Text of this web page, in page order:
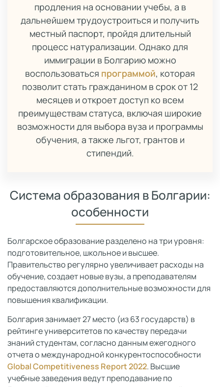
продления на основании учебы, а в
дальнейшем трудоустроиться и получить
местный паспорт, пройдя длительный
процесс натурализации. Однако для
иммиграции в Болгарию можно
воспользоваться программой, которая
позволит стать гражданином в срок от 12
месяцев и откроет доступ ко всем
преимуществам статуса, включая широкие
возможности для выбора вуза и программы
обучения, а также льгот, грантов и
стипендий.
Система образования в Болгарии:
особенности
Болгарское образование разделено на три уровня:
подготовительное, школьное и высшее.
Правительство регулярно увеличивает расходы на
обучение, создает новые вузы, а преподавателям
предоставляются дополнительные возможности для
повышения квалификации.
Болгария занимает 27 место (из 63 государств) в
рейтинге университетов по качеству передачи
знаний студентам, согласно данным ежегодного
отчета о международной конкурентоспособности
Global Competitiveness Report 2022. Высшие
учебные заведения ведут преподавание по